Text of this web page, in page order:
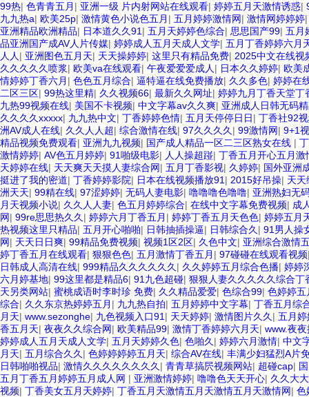
99热| 色青青五月 | 亚洲一级 片内射网站在线观看| 婷婷五月天激情诱惑|
九九热a| 欧美25p| 激情黄色小说色五月 | 五月婷婷激情网| 激情网婷婷婷
亚洲精品欧洲精品| 日本道久久91 | 五月天婷婷色综合| 思思国产99| 五月
品亚洲国产成AV人片传媒| 婷婷成人五月天成人文学| 五月丁香婷婷六月
人人 | 亚洲图色五月天| 天天操婷婷| 这里只有精品免费| 2025中文在线视
久久久久久喷浆| 欧美va在线观看| 午夜爱爱爱成人 | 日本久久婷婷| 欧美
情婷婷丁香六月 | 色色五月综合| 逼特逼在线免费播放| 久久多色| 婷婷在
二区三区| 99热这里精| 久久视频66| 最新久久网址| 婷婷九月丁香天堂丁
九热99视频在线| 美国不卡视频| 中文字幕av久久爽| 亚洲成人日韩无码
久久久久xxxxx| 九九热中文| 丁香婷婷色情| 五月天停停日日| 丁香社92
洲AV成人在线| 久久人人超| 综合激情在线| 97久久久久 | 99激情网| 9+1
精品视频免费观看| 亚洲九九视频| 国产成人精品一区二三区熟女在线 |
激情婷婷| AV色五月婷婷| 91啪级电影| 人人操超踫| 丁香五月开心五月激
天婷婷在线| 天天爽天天摸人妻综合网| 五月丁香影视| 久婷婷| 国外亚洲
挺进了我的密道| 丁香婷婷影院| 日本在线视频播放91 | 2015好吊操| 天天
洲天天| 99精在线| 97涩婷婷| 无码人妻电影| 噜噜噜色噜噜| 亚洲熟妇无
月天视频小说| 久久人人妻| 色五月婷婷综合| 在线中文字幕免费视频| 成
网| 99re思思热久久 | 婷婷六月丁香五月 | 婷婷丁香五月天色色| 婷婷五月
热视频这里只精品| 五月开心啪啪| 日韩抽插操逼| 日韩综合久 | 91男人操
网| 天天日日爽| 99精品免费视频| 视频1区2区| 久色中文| 亚洲综合激情
婷丁香五月在线观看| 狠狠色色| 五月激情丁香五月 | 97碰碰在线观看视频
日韩成人高清在线| 999精品久久久久久久 | 久久婷婷五月综合色播| 婷婷
六月婷基地| 99这里都是精品6| 91九色超碰| 狠狠人妻久久久久久综合丁
天另类网站| 蜜桃成语时李时珍 免费| 久久精品爱爱| 色综合99| 色婷婷五
综合| 久久东京热婷婷五月 | 九九热自拍| 五月婷婷中文字幕| 丁香五月综
月天| www.sezonghe| 九色视频入口91 | 天天婷婷| 激情图片久久 | 五月
香五月天| 夜夜久久综合网| 欧美精品99| 激情丁香婷婷六月天| www.夜夜
婷婷成人五月天成人文学| 五月天婷婷久色| 色啪久 | 婷婷六月激情| 中文
月天| 五月综合久久 | 色婷婷婷婷五月天| 综合AV在线| 丰满少妇猛烈A片
日韩啪啪视品| 激情久久久久久久久久 | 青青草搞屄视频网站| 超碰cap|
五月丁香五月婷婷五月成人网 | 亚洲激情婷婷| 噜噜色天天开心| 久久大
视频| 丁香美女五月天婷婷| 丁香五月天激情五月天激情五月天激情网| 色